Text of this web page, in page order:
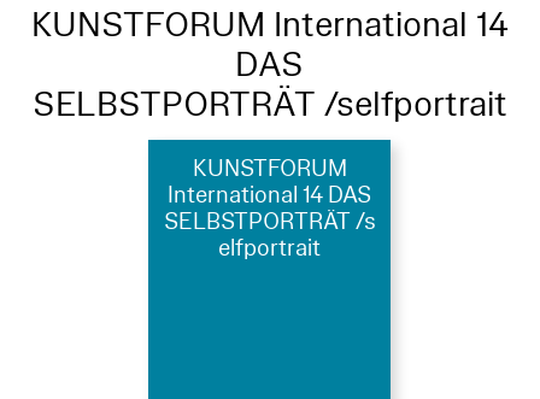
KUNSTFORUM International 14
DAS
SELBSTPORTRÄT /selfportrait
KUNSTFORUM
International 14 DAS
SELBSTPORTRÄT /s
elfportrait